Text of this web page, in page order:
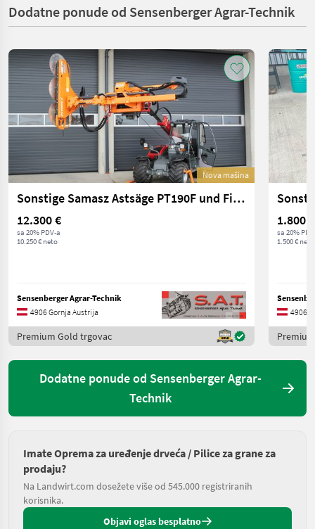
Dodatne ponude od Sensenberger Agrar-Technik
Nova mašina
Sonstige Samasz Astsäge PT190F und Fisher Adapter
12.300 €
sa 20% PDV-a
10.250 € neto
Sensenberger Agrar-Technik
4906 Gornja Austrija
Premium Gold trgovac
1.800 €
sa 20%
1.500 € neto
4906
Dodatne ponude od Sensenberger Agrar-
Technik
Imate Oprema za uređenje drveća / Pilice za grane za
prodaju?
Na Landwirt.com dosežete više od 545.000 registriranih
korisnika.
Objavi oglas besplatno